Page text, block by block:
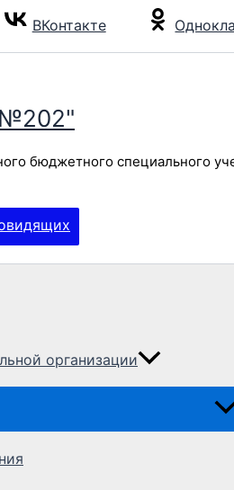
ВКонтакте
бюджетного специального
организации